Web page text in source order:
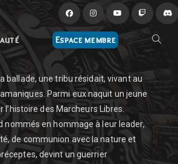
Espace membre
ballade, une tribu résidait, vivant au
Parmi eux naquit un jeune
des Marcheurs Libres.
nommés en hommage à leur leader,
de communion avec la nature et
devint un guerrier